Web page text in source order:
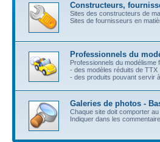
Constructeurs,
Sites des constructeurs de
Sites de fournisseurs en
Professionnels du
Professionnels du modélisme
- des modèles réduits de TTX
- des produits pouvant servir
Galeries de photos -
Chaque site doit comporter
Indiquer dans les